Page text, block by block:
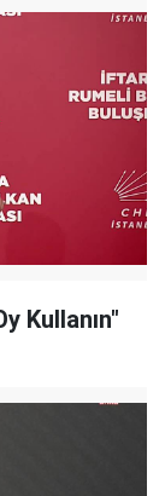
Kullanın"